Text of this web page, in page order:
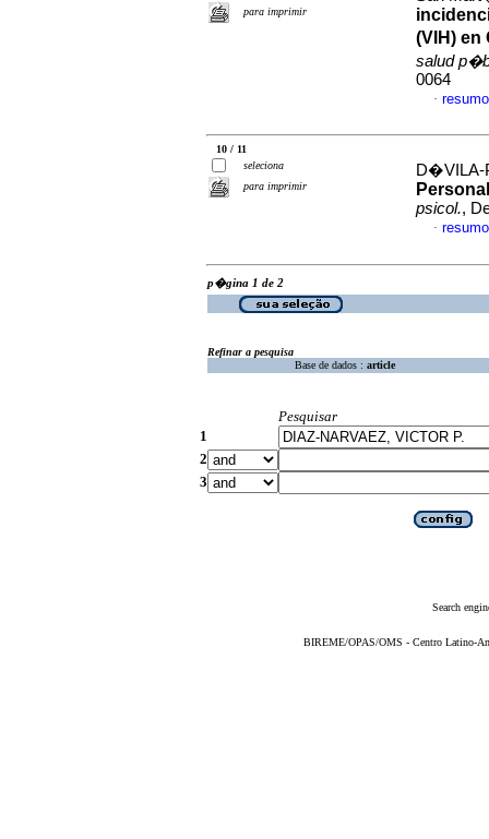
para imprimir
(VIH)
salud
0064
·
10 / 11
seleciona
para imprimir
D�VILA-
psicol.,
·
p�gina 1 de 2
Refinar a pesquisa
Base de dados : article
Pesquisar
1
2
3
Search
BIREME/OPAS/OMS - Centro Latino-